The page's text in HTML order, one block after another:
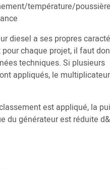
température/
diesel a ses propres
chaque projet, il faut
techniques. Si plusieurs
appliqués, le
est appliqué, la
du générateur est réduite